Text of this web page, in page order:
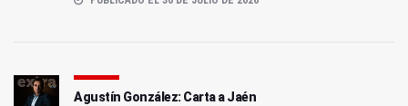
Agustín González: Carta a Jaén